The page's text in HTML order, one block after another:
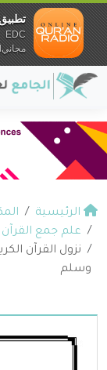
الرئيسية
علم جمع القرآن
نزول القرآن
وسلم
EDC
مجانيundefined